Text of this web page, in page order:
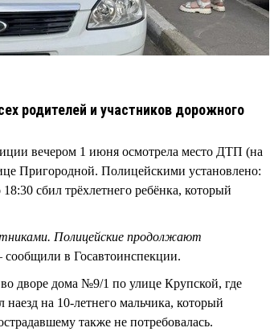
родителей и участников дорожного
вечером 1 июня осмотрела место ДТП (на
Пригородной. Полицейскими установлено:
сбил трёхлетнего ребёнка, который
Полицейские продолжают
сообщили в Госавтоинспекции.
дворе дома №9/1 по улице Крупской, где
на 10-летнего мальчика, который
также не потребовалась.